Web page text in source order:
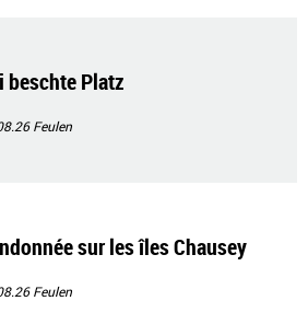
beschte Platz
Feulen
sur les îles Chausey
Feulen